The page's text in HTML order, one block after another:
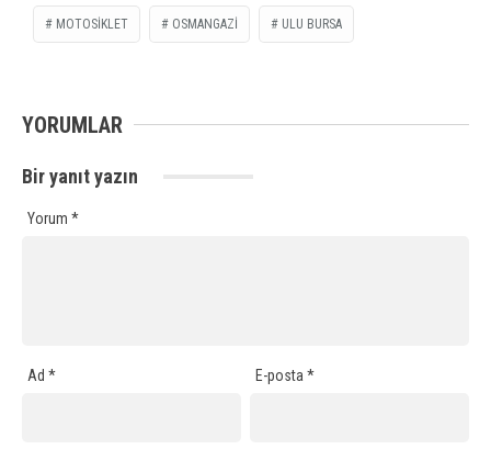
MOTOSIKLET OSMANGAZI ULU BURSA
YORUMLAR
Bir yanıt yazın
Yorum *
Ad * E-posta*